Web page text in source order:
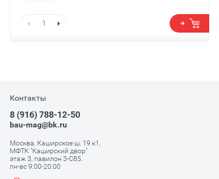
Контакты
8 (916) 788-12-50
bau-mag@bk.ru
Москва, Каширское ш. 19 к1,
МФТК "Каширский двор"
этаж 3, павилон 3-С85.
пн-вс 9:00-20:00